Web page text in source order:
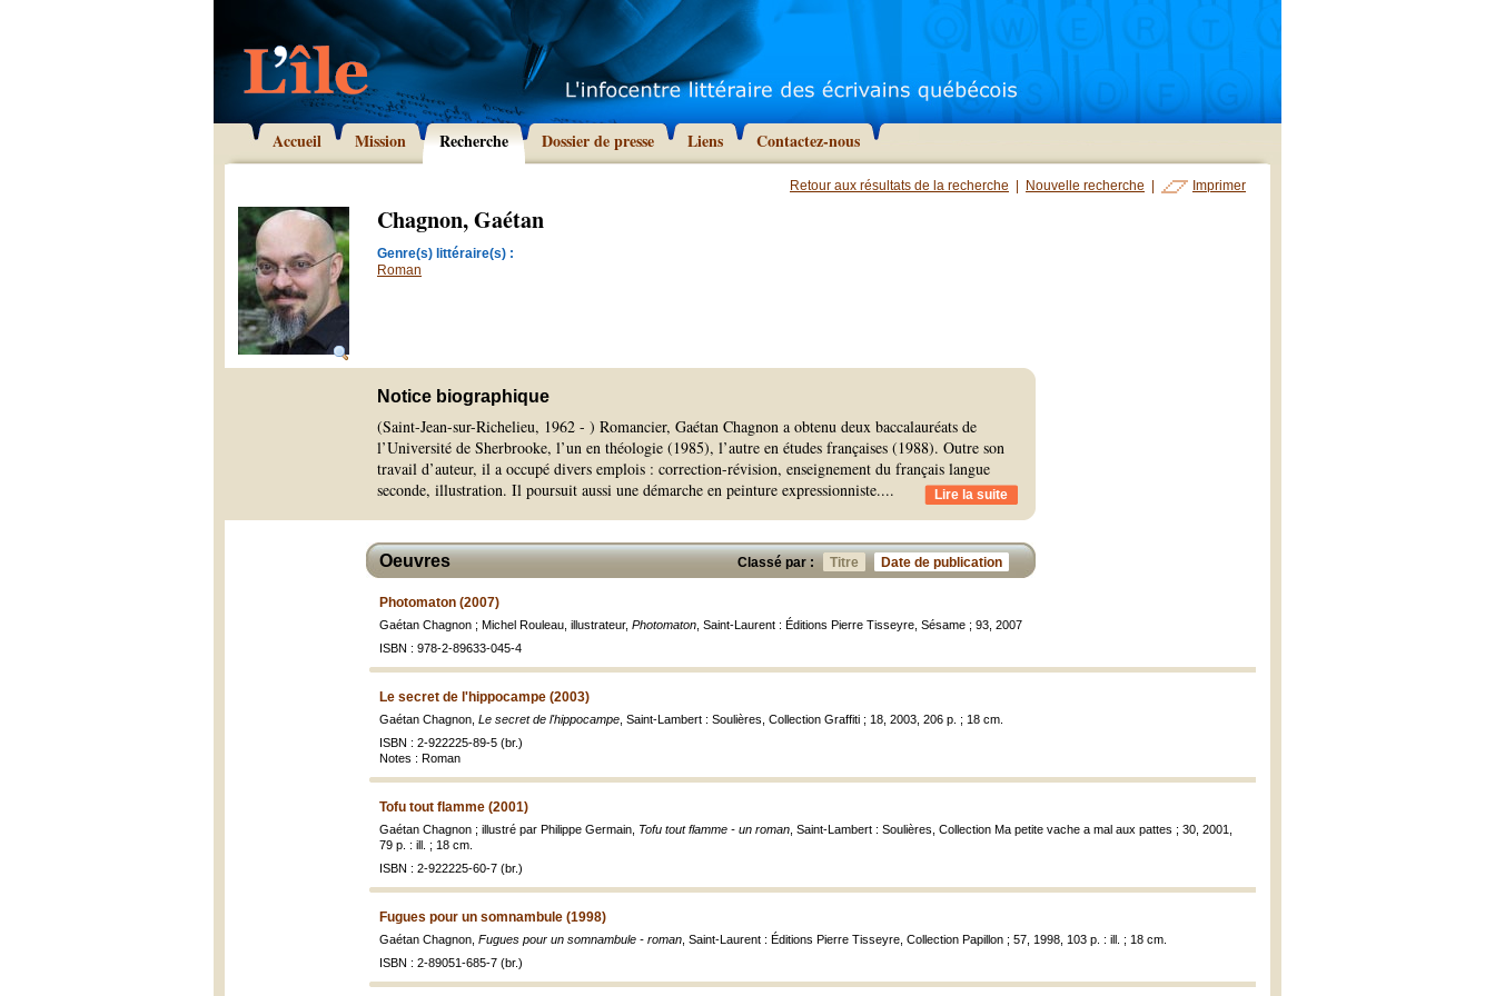
Accueil Mission Recherche Dossier de presse Liens Contactez-nous
Retour aux résultats de la recherche Nouvelle recherche Imprimer
Chagnon, Gaétan
Genre(s) littéraire(s) :
Roman
Notice biographique
(Saint-Jean-sur-Richelieu, 1962 - ) Romancier, Gaétan Chagnon a obtenu deux baccalauréats de
l’Université de Sherbrooke, l’un en théologie (1985), l’autre en études françaises (1988). Outre son
travail d’auteur, il a occupé divers emplois : correction-révision, enseignement du français langue
seconde, illustration. Il poursuit aussi une démarche en peinture expressionniste.... Lire la suite
Classé par : Titre Date de publication
Oeuvres
Photomaton (2007)
Gaétan Chagnon ; Michel Rouleau, illustrateur, Photomaton , Saint-Laurent : Éditions Pierre Tisseyre, Sésame ; 93, 2007
ISBN : 978-2-89633-045-4
Le secret de l'hippocampe (2003)
Gaétan Chagnon, Le secret de l'hippocampe , Saint-Lambert : Soulières, Collection Graffiti ; 18, 2003, 206 p. ; 18 cm.
ISBN : 2-922225-89-5 (br.)
Notes : Roman
Tofu tout flamme (2001)
Gaétan Chagnon ; illustré par Philippe Germain, Tofu tout flamme - un roman , Saint-Lambert : Soulières, Collection Ma petite vache a mal aux pattes ; 30, 2001,
79 p. : ill. ; 18 cm.
ISBN : 2-922225-60-7 (br.)
Fugues pour un somnambule (1998)
Gaétan Chagnon, Fugues pour un somnambule - roman , Saint-Laurent : Éditions Pierre Tisseyre, Collection Papillon ; 57, 1998, 103 p. : ill. ; 18 cm.
ISBN : 2-89051-685-7 (br.)